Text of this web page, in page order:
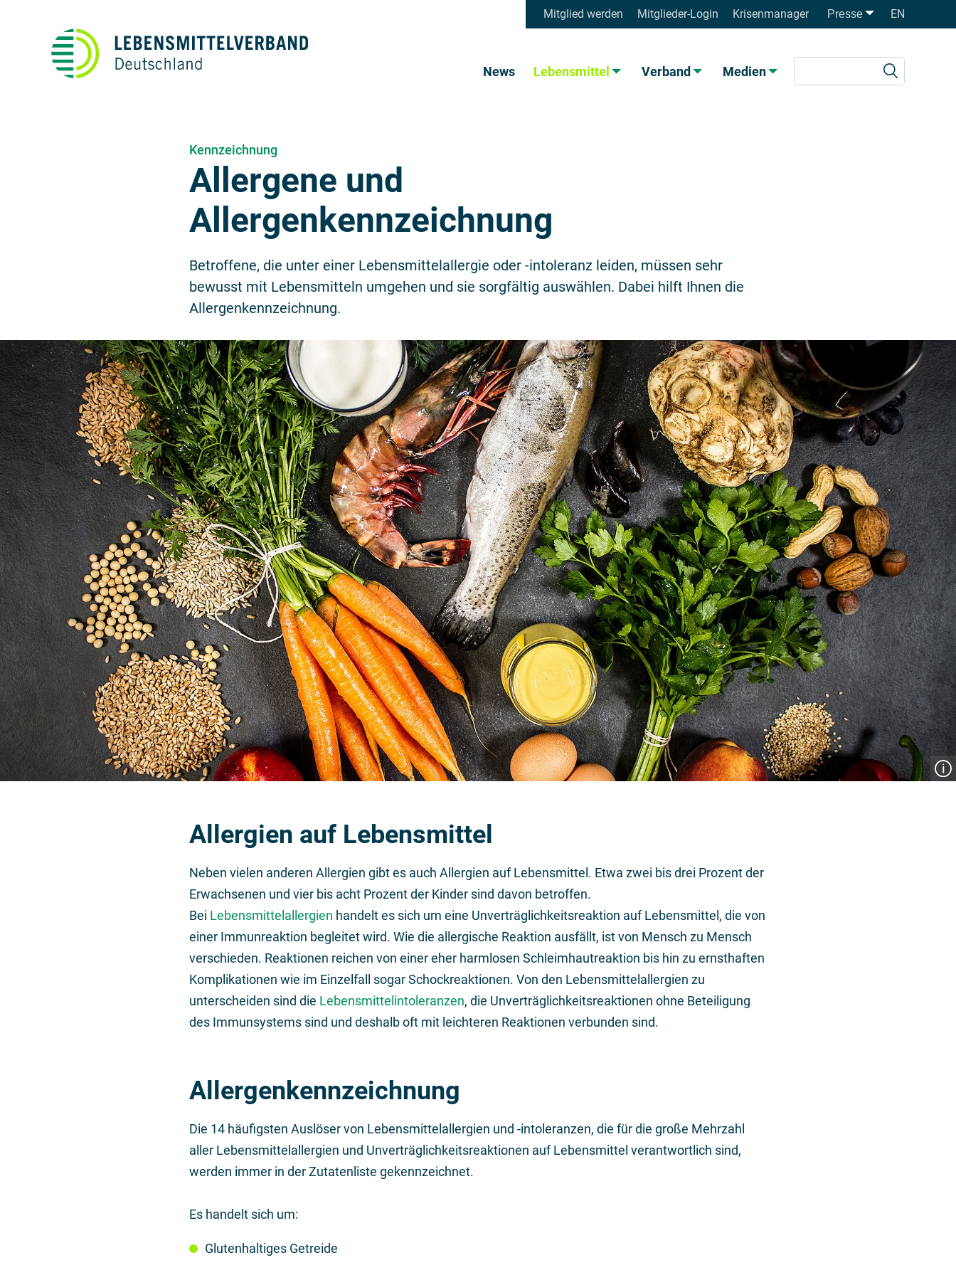
Mitglied werden Mitglieder-Login Krisenmanager Presse EN
News Lebensmittel Verband Medien
Kennzeichnung
Allergene und
Allergenkennzeichnung
Betroffene, die unter einer Lebensmittelallergie oder -intoleranz leiden, müssen sehr
bewusst mit Lebensmitteln umgehen und sie sorgfältig auswählen. Dabei hilft Ihnen die
Allergenkennzeichnung.
Allergien auf Lebensmittel
Neben vielen anderen Allergien gibt es auch Allergien auf Lebensmittel. Etwa zwei bis drei Prozent der
Erwachsenen und vier bis acht Prozent der Kinder sind davon betroffen.
Bei Lebensmittelallergien handelt es sich um eine Unverträglichkeitsreaktion auf Lebensmittel, die von
einer Immunreaktion begleitet wird. Wie die allergische Reaktion ausfällt, ist von Mensch zu Mensch
verschieden. Reaktionen reichen von einer eher harmlosen Schleimhautreaktion bis hin zu ernsthaften
Komplikationen wie im Einzelfall sogar Schockreaktionen. Von den Lebensmittelallergien zu
unterscheiden sind die Lebensmittelintoleranzen, die Unverträglichkeitsreaktionen ohne Beteiligung
des Immunsystems sind und deshalb oft mit leichteren Reaktionen verbunden sind.
Allergenkennzeichnung
Die 14 häufigsten Auslöser von Lebensmittelallergien und -intoleranzen, die für die große Mehrzahl
aller Lebensmittelallergien und Unverträglichkeitsreaktionen auf Lebensmittel verantwortlich sind,
werden immer in der Zutatenliste gekennzeichnet.
Es handelt sich um:
Glutenhaltiges Getreide